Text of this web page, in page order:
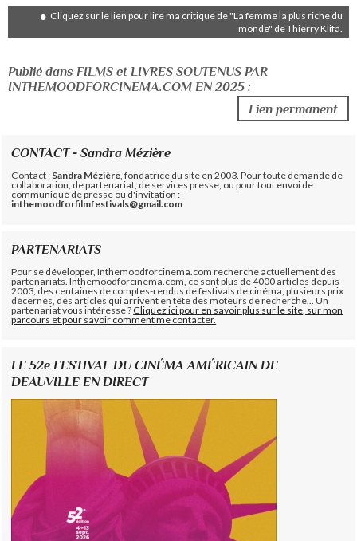
Cliquez sur le lien pour lire ma critique de "La femme la plus riche du
monde" de Thierry Klifa.
Publié dans FILMS et LIVRES SOUTENUS PAR
INTHEMOODFORCINEMA.COM EN 2025 :
Lien permanent
CONTACT - Sandra Mézière
Contact : Sandra Mézière , fondatrice du site en 2003. Pour toute demande de
collaboration, de partenariat, de services presse, ou pour tout envoi de
communiqué de presse ou d'invitation :
inthemoodforfilmfestivals@gmail.com
PARTENARIATS
Pour se développer, Inthemoodforcinema.com recherche actuellement des
partenariats. Inthemoodforcinema.com, ce sont plus de 4000 articles depuis
2003, des centaines de comptes-rendus de festivals de cinéma, plusieurs prix
décernés, des articles qui arrivent en tête des moteurs de recherche... Un
partenariat vous intéresse ?Cliquez ici pour en savoir plus sur le site, sur mon
parcours et pour savoir comment me contacter.
LE 52e FESTIVAL DU CINÉMA AMÉRICAIN DE
DEAUVILLE EN DIRECT